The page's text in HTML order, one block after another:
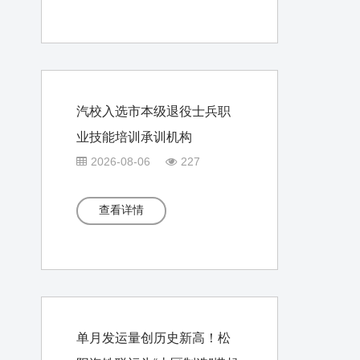
汽校入选市本级退役士兵职
业技能培训承训机构
2026-08-06 227
查看详情
单月发运量创历史新高！松